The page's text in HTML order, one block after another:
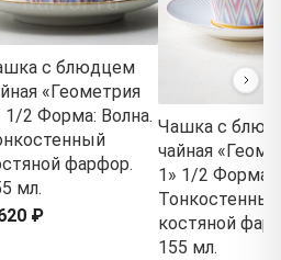
с блюдцем
«Геометрия
1/2 Форма: Волна.
фарфор.
мл.
₽
Чашка с
чайная
1» 1/2 Форма:
Тонкостенный
костяной
155 мл.